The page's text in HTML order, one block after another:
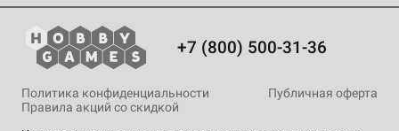
+7 (800) 500-31-36
Политика конфиденциальности
Публичная оферта
Правила акций со скидкой